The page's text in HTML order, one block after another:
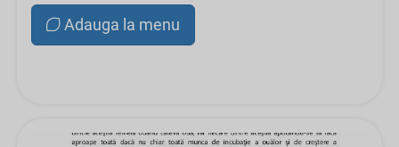
Adauga la menu